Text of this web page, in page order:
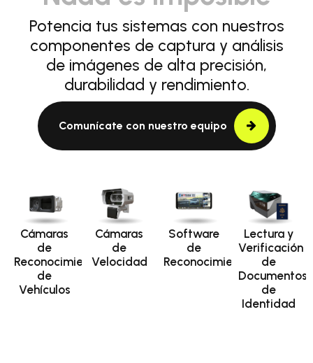
Potencia tus sistemas con nuestros
componentes de captura y análisis
de imágenes de alta precisión,
durabilidad y rendimiento.
Comunícate con nuestro equipo
Cámaras
de
Reconocimiento
de
Vehículos
Cámaras
de
Velocidad
Software
de
Reconocimiento
Lectura y
Verificación
de
Documentos
de
Identidad